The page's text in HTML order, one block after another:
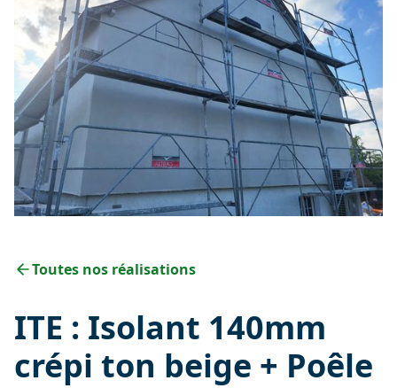
Toutes nos réalisations
ITE : Isolant 140mm
crépi ton beige + Poêle